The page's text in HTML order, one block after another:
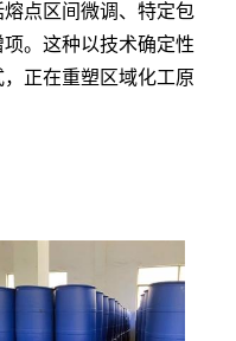
点区间微调、特定包
。这种以技术确定性
正在重塑区域化工原